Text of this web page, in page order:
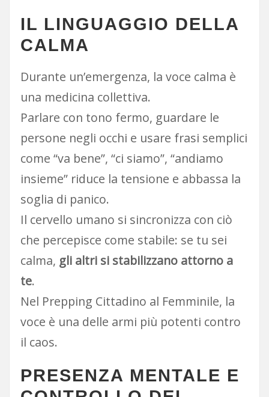
IL LINGUAGGIO DELLA
CALMA
Durante un’emergenza, la voce calma è
una medicina collettiva.
Parlare con tono fermo, guardare le
persone negli occhi e usare frasi semplici
come “va bene”, “ci siamo”, “andiamo
insieme” riduce la tensione e abbassa la
soglia di panico.
Il cervello umano si sincronizza con ciò
che percepisce come stabile: se tu sei
calma, gli altri si stabilizzano attorno a
te.
Nel Prepping Cittadino al Femminile, la
voce è una delle armi più potenti contro
il caos.
PRESENZA MENTALE E